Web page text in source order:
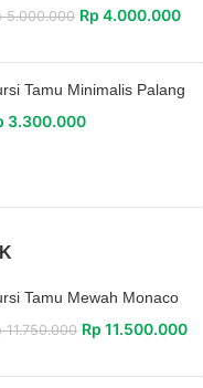
5.000.000 Rp 4.000.000
Tamu Minimalis Palang
3.300.000
Tamu Mewah Monaco
11.750.000 Rp 11.500.000